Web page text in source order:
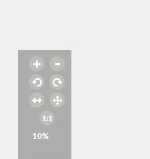
10%